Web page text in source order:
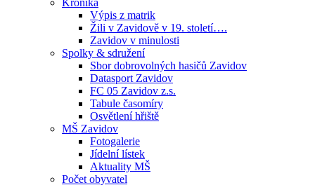
Kronika
Výpis z matrik
Žili v Zavidově v 19. století….
Zavidov v minulosti
Spolky & sdružení
Sbor dobrovolných hasičů Zavidov
Datasport Zavidov
FC 05 Zavidov z.s.
Tabule časomíry
Osvětlení hřiště
MŠ Zavidov
Fotogalerie
Jídelní lístek
Aktuality MŠ
Počet obyvatel